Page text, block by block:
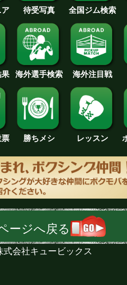
ア 待受写真 全国ジム検索
果 海外選手検索 海外注目戦
票 勝ちメシ レッスン
ージへ戻る
式会社キュービックス